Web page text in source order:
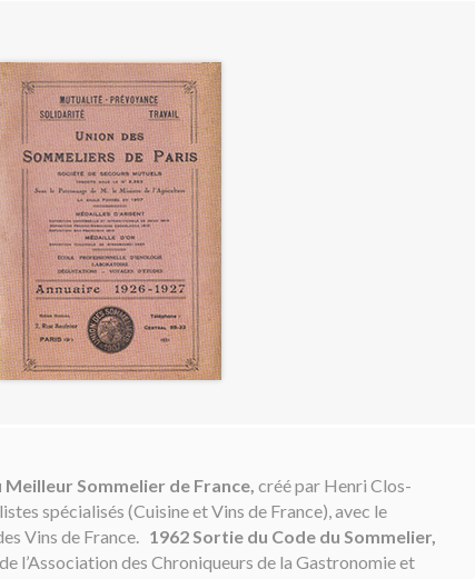
Sommelier de France, créé par Henri Clos-
spécialisés (Cuisine et Vins de France), avec le
Vins de France. 1962 Sortie du Code du Sommelier,
l’Association des Chroniqueurs de la Gastronomie et